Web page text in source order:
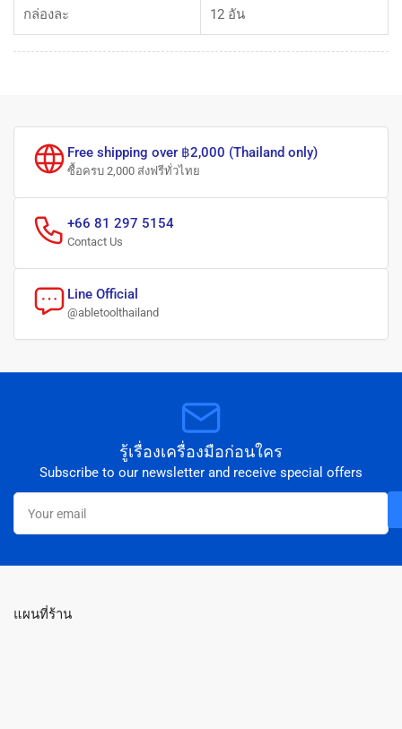
กล่องละ 12 อัน
Free shipping over ฿2,000 (Thailand only)
ซื้อครบ 2,000 ส่งฟรีทั่วไทย
+66 81 297 5154
Contact Us
Line Official
@abletoolthailand
รู้เรื่องเครื่องมือก่อนใคร
Subscribe to our newsletter and receive special offers
Your
email
แผนที่ร้าน